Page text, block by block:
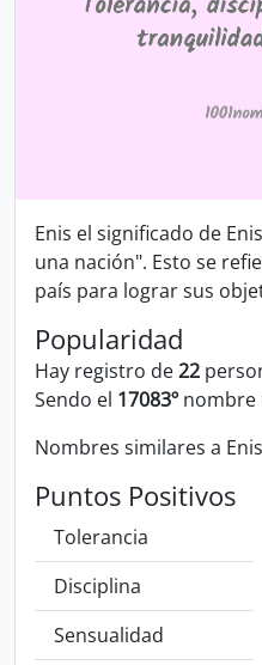
Enis el significado de
una nación". Esto se
país para lograr sus
Popularidad
Hay registro de22
Sendo el 17083º nombre
Nombres similares a Enis
Puntos Positivos
Tolerancia
Disciplina
Sensualidad